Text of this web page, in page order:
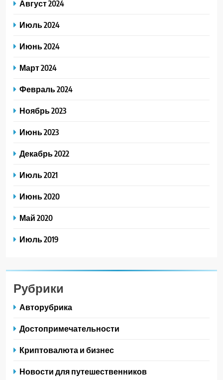
Август 2024
Июль 2024
Июнь 2024
Март 2024
Февраль 2024
Ноябрь 2023
Июнь 2023
Декабрь 2022
Июль 2021
Июнь 2020
Май 2020
Июль 2019
Рубрики
Авторубрика
Достопримечательности
Криптовалюта и бизнес
Новости для путешественников